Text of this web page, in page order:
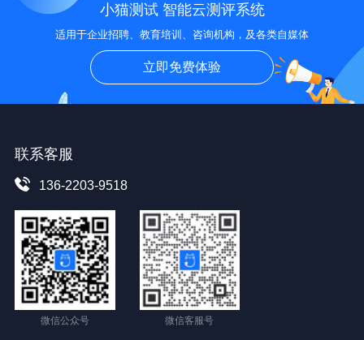
小猫测试 智能云测评系统
适用于企业招聘、教育培训、咨询机构，及各类自媒体
立即免费体验
联系客服
136-2203-9518
微信公众号 微信客服号